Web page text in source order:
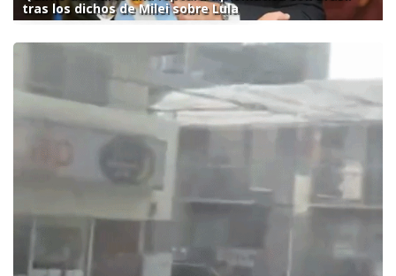
tras los dichos de Milei sobre Lula